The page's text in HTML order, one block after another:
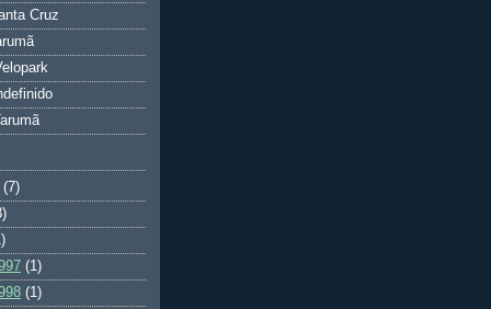
Cruz
(7)
(1)
(1)